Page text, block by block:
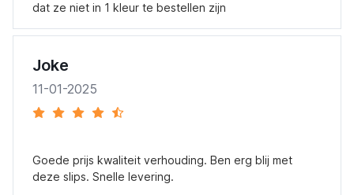
dat ze niet in 1 kleur te bestellen zijn
Joke
11-01-2025
Goede prijs kwaliteit verhouding. Ben erg blij met
deze slips. Snelle levering.